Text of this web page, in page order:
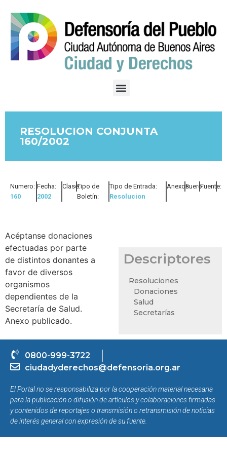
RESOLUCION CONJUNTA
160/2002
Numero:
160
Fecha:
2002
Clase:Tipo de
Boletín:
Tipo de Entrada:
Resolucion
Anexos:Fuero:Fuente:
Acéptanse donaciones
efectuadas por parte
de distintos donantes a
favor de diversos
organismos
dependientes de la
Secretaría de Salud.
Anexo publicado.
Descriptores
Resoluciones
Donaciones
Salud
Secretarías
0800-999-3722
ciudadyderechos@defensoria.org.ar
El Portal no se responsabiliza por la cooperación material necesaria
para la publicación o difusión de artículos y colaboraciones firmadas
y contenidos de reportajes o transmisión o retransmisión de noticias
de interés general con expresión de su fuente.